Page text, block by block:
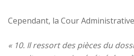
Cependant, la Cour
« 10. Il ressort des pièces du